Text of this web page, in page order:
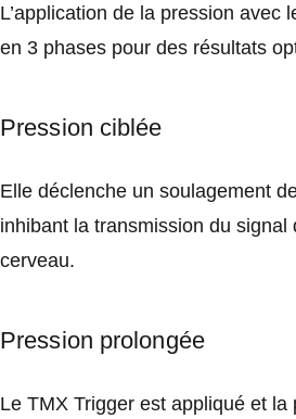
L’application de la pression avec
en 3 phases pour des résultats
Pression ciblée
Elle déclenche un soulagement
inhibant la transmission du signal
cerveau.
Pression prolongée
Le TMX Trigger est appliqué et la